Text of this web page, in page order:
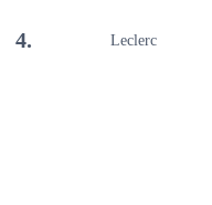
4. Leclerc